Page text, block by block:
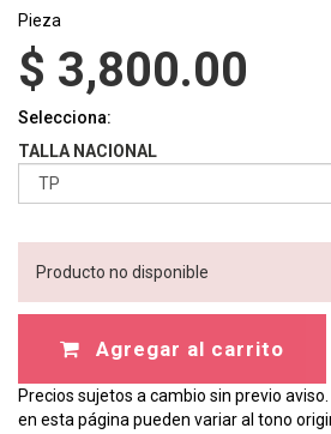
Pieza
$ 3,800.00
Selecciona:
TALLA NACIONAL
Producto no disponible
Agregar al carrito
Precios sujetos a cambio sin previo
en esta página pueden variar al tono